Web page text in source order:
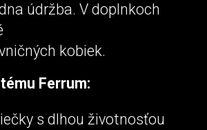
údržba. V doplnkoch
kobiek.
Ferrum:
s dlhou životnosťou